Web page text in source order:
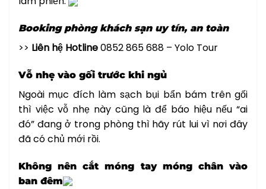
Booking phòng khách sạn uy tín, an toàn
>> Liên hệ Hotline0852 865 688 – Yolo Tour
Vỗ nhẹ vào gối trước khi ngủ
Ngoài mục đích làm sạch bụi bẩn bám trên gối
thì việc vỗ nhẹ này cũng là để báo hiệu nếu “ai
đó” đang ở trong phòng thì hãy rút lui vì nơi đây
đã có chủ mới rồi.
Không nên cắt móng tay móng chân vào
ban đêm